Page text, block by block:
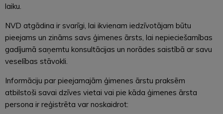
laiku.
NVD atgādina ir svarīgi, lai ikvienam iedzīvotājam būtu
pieejams un zināms savs ģimenes ārsts, lai nepieciešamības
gadījumā saņemtu konsultācijas un norādes saistībā ar savu
veselības stāvokli.
Informāciju par pieejamajām ģimenes ārstu praksēm
atbilstoši savai dzīves vietai vai pie kāda ģimenes ārsta
persona ir reģistrēta var noskaidrot: